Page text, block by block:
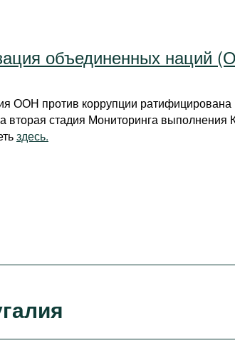
объединенных наций
ООН против коррупции ратифицирована
вторая стадия Мониторинга выполнения
здесь.